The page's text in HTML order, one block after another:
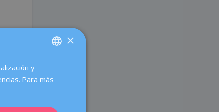
CATALÀ
×
y
Para más